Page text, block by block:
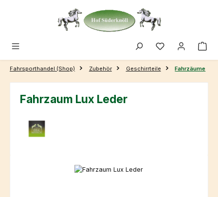
Zum Hauptinhalt springen
Fahrsporthandel (Shop) Zubehör Geschirrteile Fahrzäume
Fahrzaum Lux Leder
Bildergalerie überspringen